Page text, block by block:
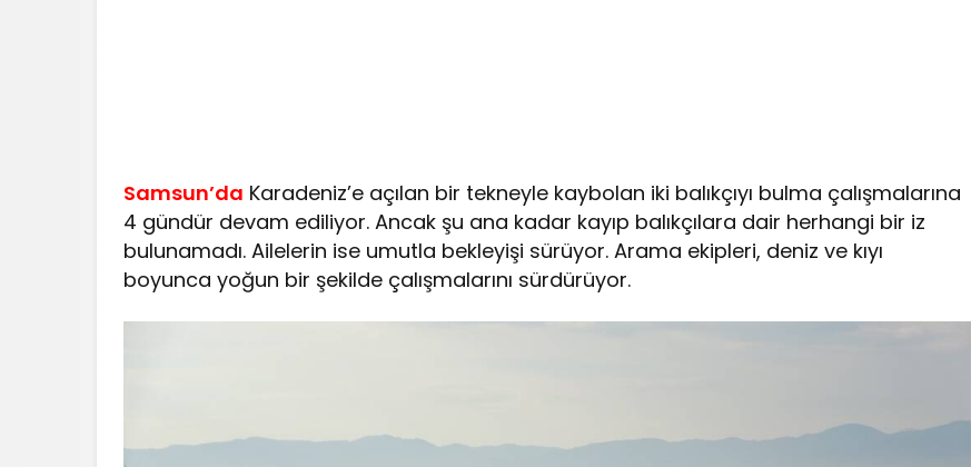
Samsun’da Karadeniz’e açılan bir tekneyle kaybolan iki balıkçıyı bulma çalışmalarına
4 gündür devam ediliyor. Ancak şu ana kadar kayıp balıkçılara dair herhangi bir iz
bulunamadı. Ailelerin ise umutla bekleyişi sürüyor. Arama ekipleri, deniz ve kıyı
boyunca yoğun bir şekilde çalışmalarını sürdürüyor.